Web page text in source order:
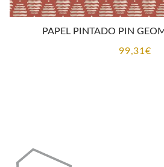
PAPEL PINTADO PIN
99,31€